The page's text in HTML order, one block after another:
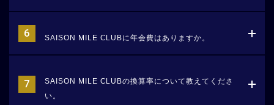
SAISON MILE CLUBに年会費はありますか。
SAISON MILE CLUBの換算率について教えてくださ
い。